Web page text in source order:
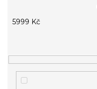
p
r
u
k
t
5999 Kč